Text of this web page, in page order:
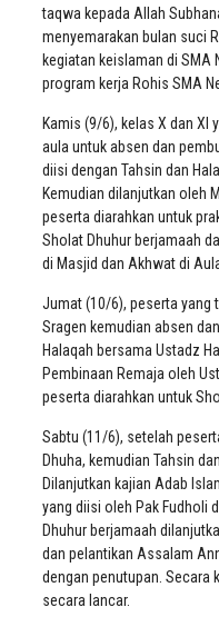
taqwa kepada Allah
menyemarakan bulan suci
kegiatan keislaman di SMA
program kerja Rohis SMA
Kamis (9/6), kelas X dan XI
aula untuk absen dan
diisi dengan Tahsin dan
Kemudian dilanjutkan oleh
peserta diarahkan untuk
Sholat Dhuhur berjamaah
di Masjid dan Akhwat di
Jumat (10/6), peserta yang
Sragen kemudian absen
Halaqah bersama Ustadz
Pembinaan Remaja oleh
peserta diarahkan untuk
Sabtu (11/6), setelah
Dhuha, kemudian Tahsin
Dilanjutkan kajian Adab
yang diisi oleh Pak Fudholi
Dhuhur berjamaah
dan pelantikan Assalam
dengan penutupan. Secara
secara lancar.